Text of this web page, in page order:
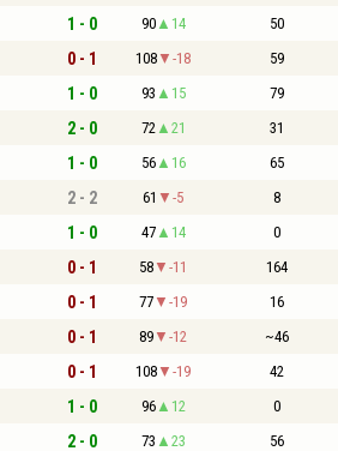
1 - 0 90 14 50
0 - 1 108 -18 59
1 - 0 93 15 79
2 - 0 72 21 31
1 - 0 56 16 65
2 - 2 61 -5 8
1 - 0 47 14 0
0 - 1 58 -11 164
0 - 1 77 -19 16
0 - 1 89 -12 ~46
0 - 1 108 -19 42
1 - 0 96 12 0
2 - 0 73 23 56